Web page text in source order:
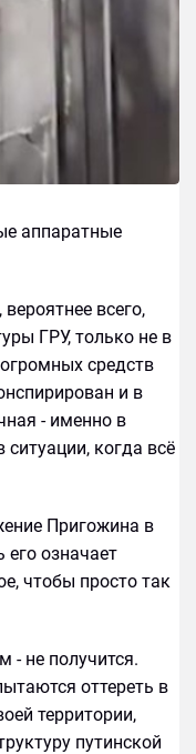
аппаратные
всего,
ГРУ, только не в
средств
и в
- именно в
когда всё
Пригожина в
его означает
чтобы просто так
- не получится.
оттереть в
территории,
путинской